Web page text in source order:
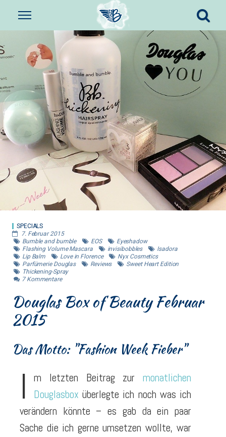
SPECIALS
7. Februar 2015
Bumble and bumble
EOS
Eyeshadow
Flashing Volume Mascara
invisibobbles
Isadora
Lip Balm
Love in Florence
Nyx Cosmetics
Parfümerie Douglas
Reviews
Sweet Heart Edition
Thickening-Spray
7 Kommentare
Douglas Box of Beauty Februar
2015
Das Motto: "Fashion Week Fieber"
I m letzten Beitrag zur monatlichen
Douglasbox überlegte ich noch was ich
verändern könnte – es gab da ein paar
Sache die ich gerne umsetzen wollte, war